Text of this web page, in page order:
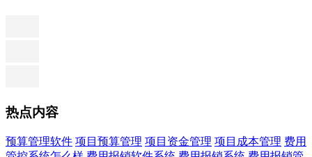
热点内容
预算管理软件 项目预算管理 项目资金管理 项目成本管理 费用